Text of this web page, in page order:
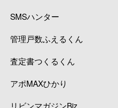
SMSハンター
管理戸数ふえるくん
査定書つくるくん
アポMAXひかり
リビンマガジンBiz